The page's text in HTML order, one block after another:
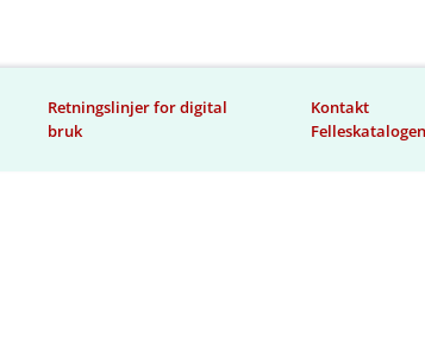
Retningslinjer for digital
bruk
Kontakt
Felleskatalogen